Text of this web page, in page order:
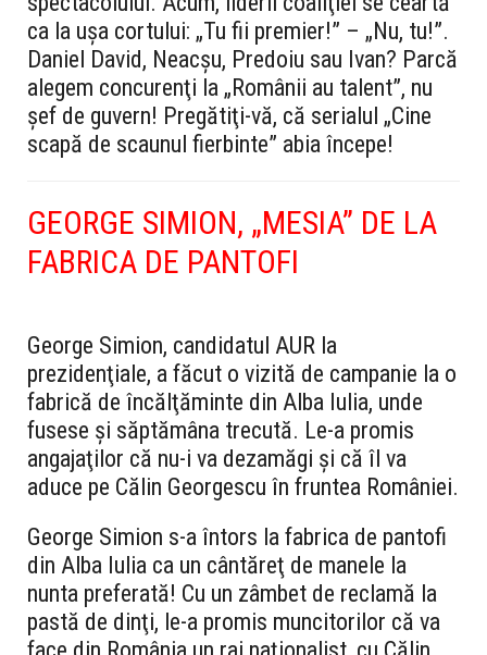
ca la uşa cortului: „Tu fii premier!” – „Nu, tu!”.
Daniel David, Neacşu, Predoiu sau Ivan? Parcă
alegem concurenţi la „Românii au talent”, nu
şef de guvern! Pregătiţi-vă, că serialul „Cine
scapă de scaunul fierbinte” abia începe!
GEORGE SIMION, „MESIA” DE LA
FABRICA DE PANTOFI
George Simion, candidatul AUR la
prezidenţiale, a făcut o vizită de campanie la o
fabrică de încălţăminte din Alba Iulia, unde
fusese şi săptămâna trecută. Le-a promis
angajaţilor că nu-i va dezamăgi şi că îl va
aduce pe Călin Georgescu în fruntea României.
George Simion s-a întors la fabrica de pantofi
din Alba Iulia ca un cântăreţ de manele la
nunta preferată! Cu un zâmbet de reclamă la
pastă de dinţi, le-a promis muncitorilor că va